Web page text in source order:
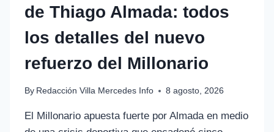
de Thiago Almada: todos
los detalles del nuevo
refuerzo del Millonario
By Redacción Villa Mercedes Info 8 agosto, 2026
El Millonario apuesta fuerte por Almada en medio